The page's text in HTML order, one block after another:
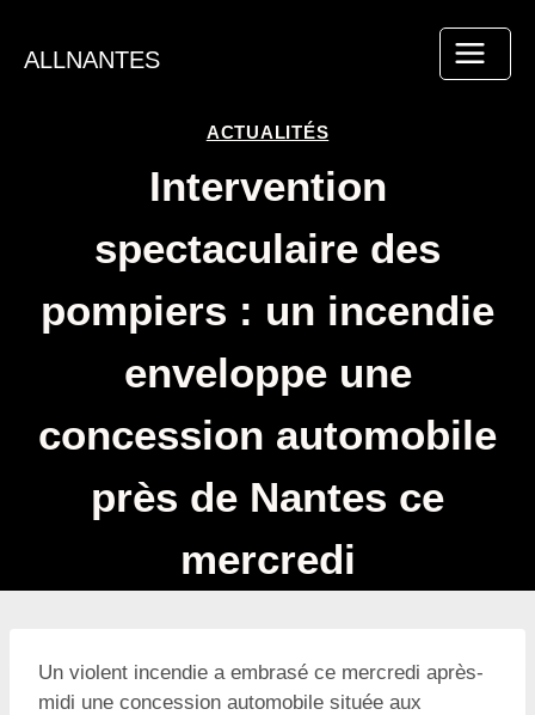
contenu
ALLNANTES
ACTUALITÉS
Intervention
spectaculaire des
pompiers : un incendie
enveloppe une
concession automobile
près de Nantes ce
mercredi
Un violent incendie a embrasé ce mercredi après-
midi une concession automobile située aux